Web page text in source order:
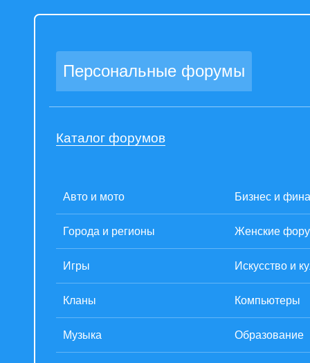
Персональные форумы
Каталог форумов
Авто и мото Бизнес и
Города и регионы Женские
Игры Искусство и
Кланы Компьютеры
Музыка Образование